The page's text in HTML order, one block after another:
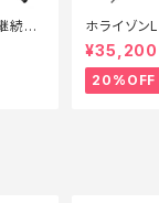
続セ
ホライゾン
ロッド】【20】
¥35,200
20%OFF